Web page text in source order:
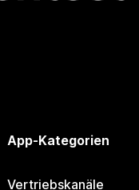
App-Kategorien
Vertriebskanäle